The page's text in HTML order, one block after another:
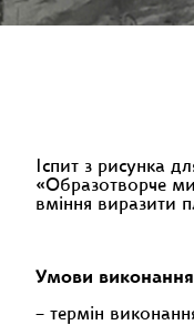
Іспит з рисунка
«Образотворче
вміння виразити
Умови виконання
– термін